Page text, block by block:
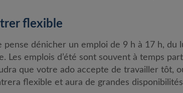
flexible
pense dénicher un emploi de 9 h à 17 h,
Les emplois d’été sont souvent à temps
que votre ado accepte de travailler tôt,
flexible et aura de grandes